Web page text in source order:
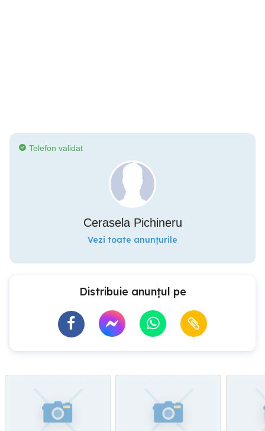
Telefon validat
Cerasela Pichineru
Vezi toate anunțurile
Distribuie anunțul pe